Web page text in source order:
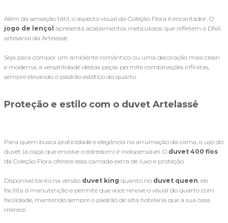
jogo de lençol apresenta acabamentos meticulosos que refletem o DNA
artesanal da Artelassê.
Seja para compor um ambiente romântico ou uma decoração mais clean
e moderna, a versatilidade destas peças permite combinações infinitas,
sempre elevando o padrão estético do quarto.
Proteção e estilo com o duvet Artelassê
Para quem busca praticidade e elegância na arrumação da cama, o uso do
duvet (a capa que envolve o edredom) é indispensável. O duvet 400 fios
da Coleção Flora oferece essa camada extra de luxo e proteção.
Disponível tanto na versão duvet king quanto no duvet queen , ele
facilita a manutenção e permite que você renove o visual do quarto com
facilidade, mantendo sempre o padrão de alta hotelaria que a sua casa
merece.